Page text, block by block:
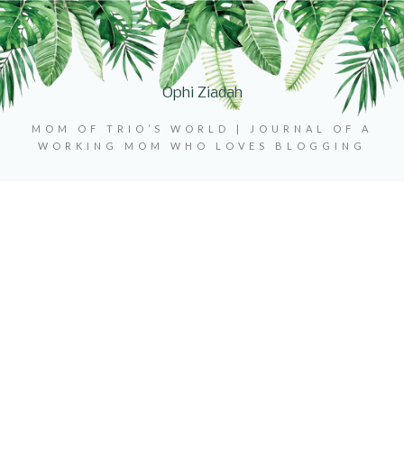
Ophi Ziadah
MOM OF TRIO’S WORLD | JOURNAL OF A
WORKING MOM WHO LOVES BLOGGING